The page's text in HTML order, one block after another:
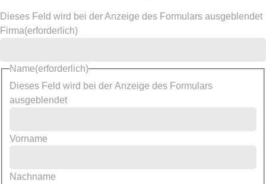
Dieses Feld wird bei der Anzeige des Formulars ausgeblendet
Firma(erforderlich)
Dieses Feld wird bei der Anzeige des Formulars
ausgeblendet
Name(erforderlich)
Vorname
Nachname